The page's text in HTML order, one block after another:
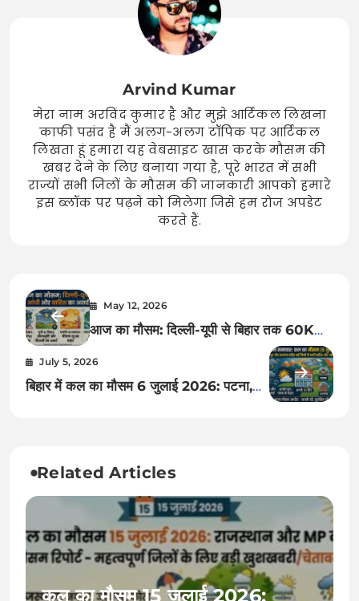
Arvind Kumar
मेरा नाम अरविंद कुमार है और मुझे आर्टिकल लिखना
काफी पसंद है मैं अलग-अलग टॉपिक पर आर्टिकल
लिखता हूं हमारा यह वेबसाइट खास करके मौसम की
खबर देने के लिए बनाया गया है, पूरे भारत में सभी
राज्यों सभी जिलों के मौसम की जानकारी आपको हमारे
इस ब्लॉक पर पढ़ने को मिलेगा जिसे हम रोज अपडेट
करते हैं.
May 12, 2026
आज का मौसम: दिल्ली-यूपी से बिहार तक 60KM
की रफ्तार से आंधी और बारिश का हाई अलर्ट, जानें
July 5, 2026
बिहार में कल का मौसम 6 जुलाई 2026: पटना,
Related Articles
कल का मौसम 15 जुलाई 2026: